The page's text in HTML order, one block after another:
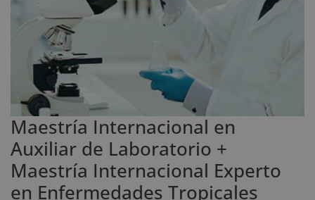
Maestría Internacional en
Auxiliar de Laboratorio +
Maestría Internacional Experto
en Enfermedades Tropicales